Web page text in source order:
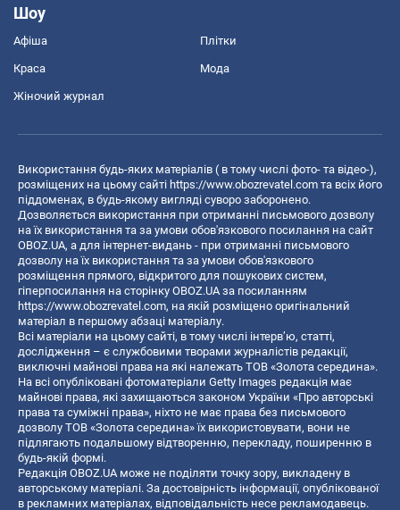
Шоу
Афіша Плітки
Краса Мода
Жіночий журнал
Використання будь-яких матеріалів ( в тому числі фото- та відео-),
розміщених на цьому сайті https://www.obozrevatel.com та всіх його
піддоменах, в будь-якому вигляді суворо заборонено.
Дозволяється використання при отриманні письмового дозволу
на їх використання та за умови обов'язкового посилання на сайт
OBOZ.UA, а для інтернет-видань - при отриманні письмового
дозволу на їх використання та за умови обов'язкового
розміщення прямого, відкритого для пошукових систем,
гіперпосилання на сторінку OBOZ.UA за посиланням
https://www.obozrevatel.com, на якій розміщено оригінальний
матеріал в першому абзаці матеріалу.
Всі матеріали на цьому сайті, в тому числі інтерв’ю, статті,
дослідження – є службовими творами журналістів редакції,
виключні майнові права на які належать ТОВ «Золота середина».
На всі опубліковані фотоматеріали Getty Images редакція має
майнові права, які захищаються законом України «Про авторські
права та суміжні права», ніхто не має права без письмового
дозволу ТОВ «Золота середина» їх використовувати, вони не
підлягають подальшому відтворенню, перекладу, поширенню в
будь-якій формі.
Редакція OBOZ.UA може не поділяти точку зору, викладену в
авторському матеріалі. За достовірність інформації, опублікованої
в рекламних матеріалах, відповідальність несе рекламодавець.